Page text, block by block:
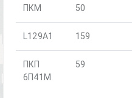
ПКМ 50
L129A1 159
ПКП
6П41М
59